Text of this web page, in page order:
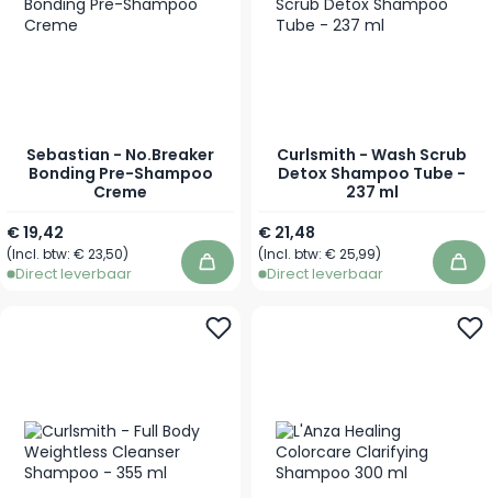
Sebastian - No.Breaker
Bonding Pre-Shampoo
Creme
Vanaf
€ 19,42
(Incl. btw: € 23,50)
Direct leverbaar In winkelwagen
Curlsmith - Wash Scrub
Detox Shampoo Tube -
237 ml
€ 21,48
(Incl. btw: € 25,99)
Direct leverbaar In